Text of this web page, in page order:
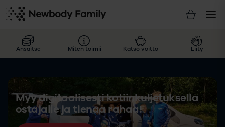
Ansaitse Miten toimii Katso voitto Liity
Myy digitaalisesti kotiinkuljetuksella
ostajalle ja tienaa rahaa!